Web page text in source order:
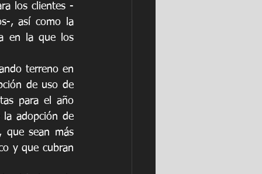
los clientes -
, así como la
en la que los
terreno en
de uso de
para el año
adopción de
que sean más
y que cubran